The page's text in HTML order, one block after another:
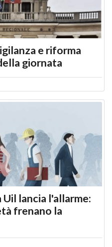
e riforma
giornata
lancia l'allarme:
frenano la